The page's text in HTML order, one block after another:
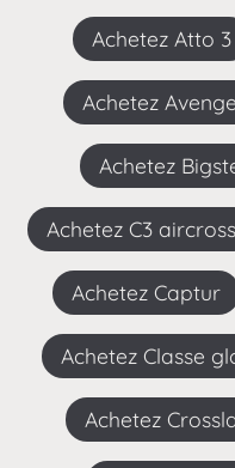
Achetez Atto 3
Achetez
Achetez
Achetez C3 aircross
Achetez Captur
Achetez Classe
Achetez